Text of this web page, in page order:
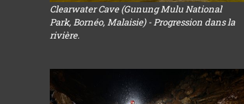
Clearwater Cave (Gunung Mulu National
Park, Bornéo, Malaisie) - Progression dans la
rivière.